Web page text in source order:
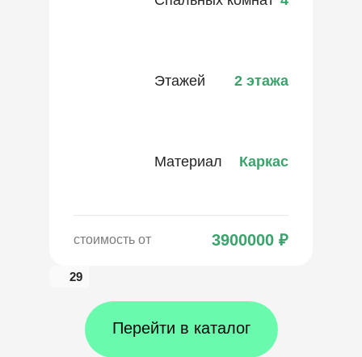
Этажей 2 этажа
Материал Каркас
стоимость от 3900000 ₽
29
Перейти в каталог